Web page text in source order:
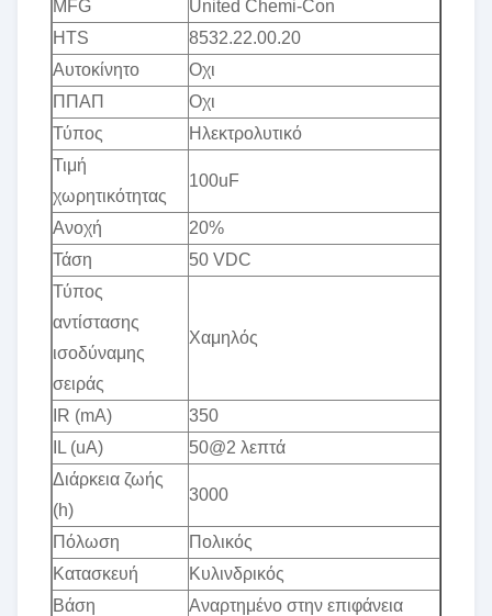
MFG
United Chemi-Con
HTS
8532.22.00.20
Αυτοκίνητο
Οχι
ΠΠΑΠ
Οχι
Τύπος
Ηλεκτρολυτικό
Τιμή
χωρητικότητας
100uF
Ανοχή
20%
Τάση
50 VDC
Τύπος
αντίστασης
ισοδύναμης
σειράς
Χαμηλός
IR (mA)
350
IL (uA)
50@2 λεπτά
Διάρκεια ζωής
(h)
3000
Πόλωση
Πολικός
Κατασκευή
Κυλινδρικός
Βάση
Αναρτημένο στην επιφάνεια